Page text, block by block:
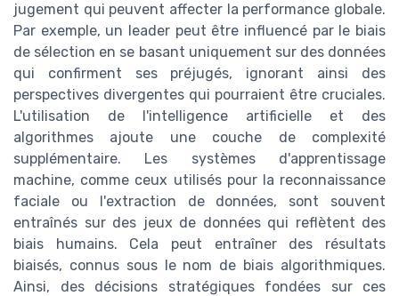
jugement qui peuvent affecter la performance globale.
Par exemple, un leader peut être influencé par le biais
de sélection en se basant uniquement sur des données
qui confirment ses préjugés, ignorant ainsi des
perspectives divergentes qui pourraient être cruciales.
L'utilisation de l'intelligence artificielle et des
algorithmes ajoute une couche de complexité
supplémentaire. Les systèmes d'apprentissage
machine, comme ceux utilisés pour la reconnaissance
faciale ou l'extraction de données, sont souvent
entraînés sur des jeux de données qui reflètent des
biais humains. Cela peut entraîner des résultats
biaisés, connus sous le nom de biais algorithmiques.
Ainsi, des décisions stratégiques fondées sur ces